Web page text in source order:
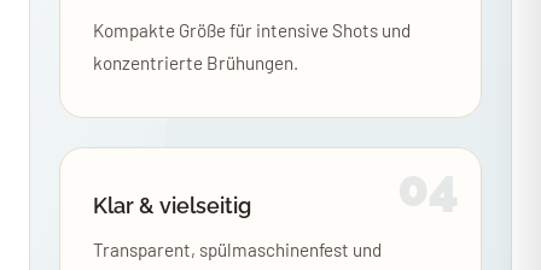
Kompakte Größe für intensive Shots und
konzentrierte Brühungen.
04
Klar & vielseitig
Transparent, spülmaschinenfest und